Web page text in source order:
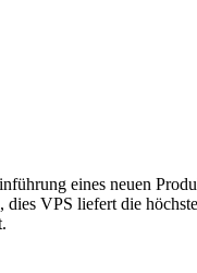
eines neuen
VPS liefert die